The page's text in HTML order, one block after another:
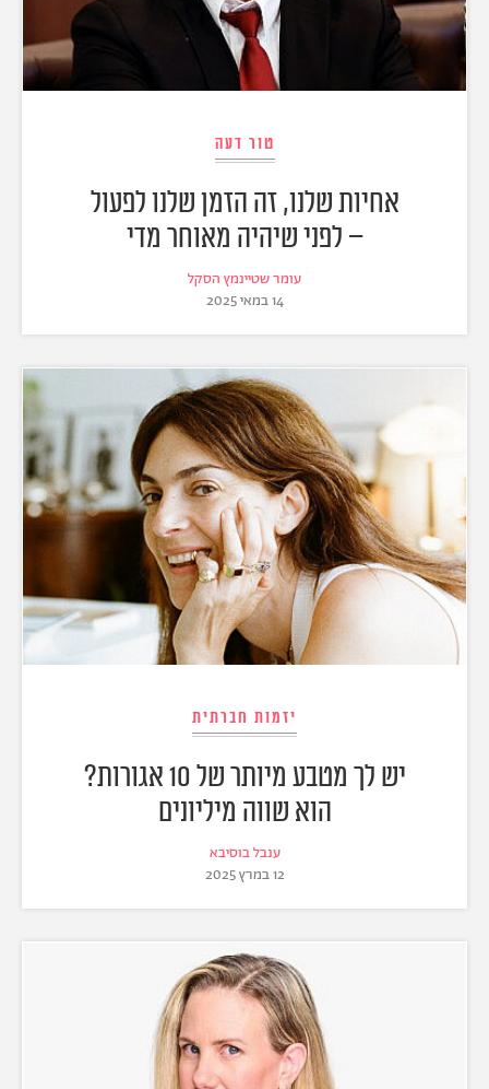
טור דעה
אחיות שלנו, זה הזמן שלנו לפעול
– לפני שיהיה מאוחר מדי
עומר שטיינמץ הסקל
14 במאי 2025
יזמות חברתית
יש לך מטבע מיותר של 10 אגורות?
הוא שווה מיליונים
ענבל בוסיבא
12 במרץ 2025